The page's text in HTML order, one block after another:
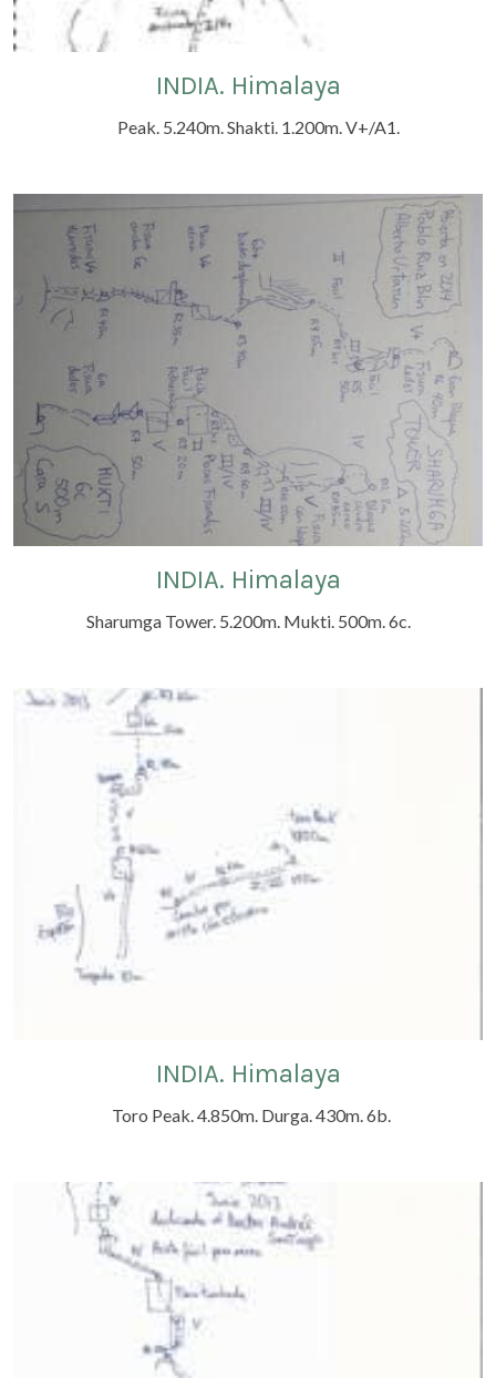
INDIA. Himalaya
Peak. 5.240m. Shakti. 1.200m. V+/A1.
INDIA. Himalaya
Sharumga Tower. 5.200m. Mukti. 500m. 6c.
INDIA. Himalaya
Toro Peak. 4.850m. Durga. 430m. 6b.